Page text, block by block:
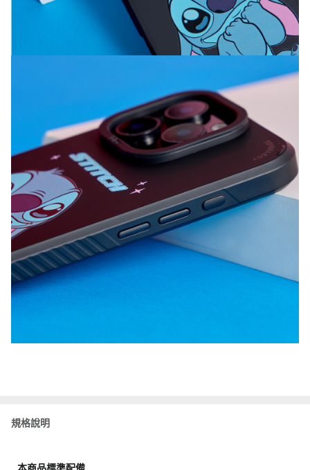
規格說明